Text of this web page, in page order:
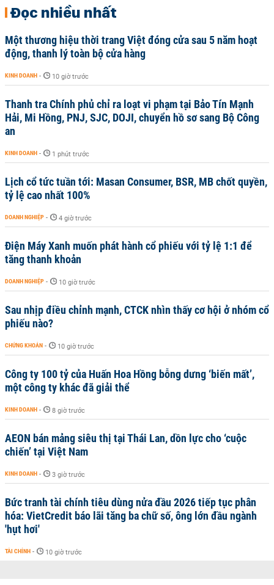
Đọc nhiều nhất
Một thương hiệu thời trang Việt đóng cửa sau 5 năm hoạt
động, thanh lý toàn bộ cửa hàng
KINH DOANH - 10 giờ trước
Thanh tra Chính phủ chỉ ra loạt vi phạm tại Bảo Tín Mạnh
Hải, Mi Hồng, PNJ, SJC, DOJI, chuyển hồ sơ sang Bộ Công
an
KINH DOANH - 1 phút trước
Lịch cổ tức tuần tới: Masan Consumer, BSR, MB chốt quyền,
tỷ lệ cao nhất 100%
DOANH NGHIỆP - 4 giờ trước
Điện Máy Xanh muốn phát hành cổ phiếu với tỷ lệ 1:1 để
tăng thanh khoản
DOANH NGHIỆP - 10 giờ trước
Sau nhịp điều chỉnh mạnh, CTCK nhìn thấy cơ hội ở nhóm cổ
phiếu nào?
CHỨNG KHOÁN - 10 giờ trước
Công ty 100 tỷ của Huấn Hoa Hồng bỗng dưng ‘biến mất’,
một công ty khác đã giải thể
KINH DOANH - 8 giờ trước
AEON bán mảng siêu thị tại Thái Lan, dồn lực cho ‘cuộc
chiến’ tại Việt Nam
KINH DOANH - 3 giờ trước
Bức tranh tài chính tiêu dùng nửa đầu 2026 tiếp tục phân
hóa: VietCredit báo lãi tăng ba chữ số, ông lớn đầu ngành
'hụt hơi'
TÀI CHÍNH - 10 giờ trước